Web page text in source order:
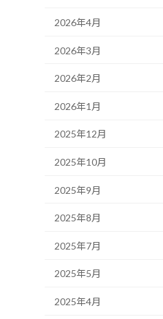
2026年4月
2026年3月
2026年2月
2026年1月
2025年12月
2025年10月
2025年9月
2025年8月
2025年7月
2025年5月
2025年4月